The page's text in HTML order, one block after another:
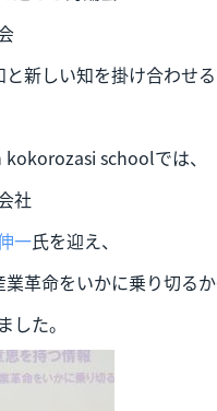
新しい知を掛け合わせ
schoolでは、
社
一氏を迎え、
革命をいかに乗り切るか
した。